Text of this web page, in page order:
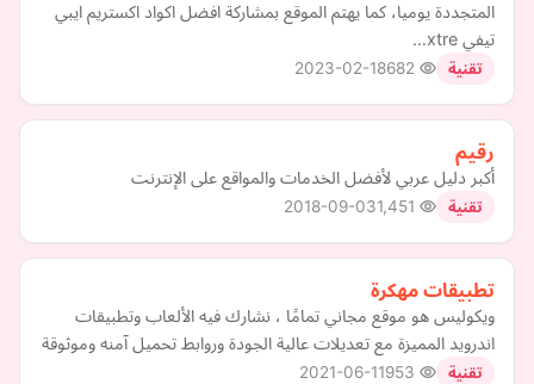
المتجددة يوميا، كما يهتم الموقع بمشاركة افضل اكواد اكستريم ايبي
تيفي xtre…
تقنية 2023-02-18
رقيم
أكبر دليل عربي لأفضل الخدمات والمواقع على الإنترنت
تقنية 2018-09-03
تطبيقات مهكرة
ويكوليس هو موقع مجاني تمامًا ، نشارك فيه الألعاب وتطبيقات
اندرويد المميزة مع تعديلات عالية الجودة وروابط تحميل آمنه وموثوقة
تقنية 2021-06-11